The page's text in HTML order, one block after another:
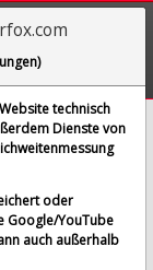
technisch
Dienste von
oder
Google/YouTube
auch außerhalb